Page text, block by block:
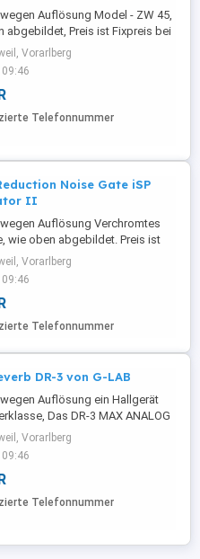
Auflösung Model - ZW 45,
abgebildet, Preis ist Fixpreis bei
Testen ist möglich, solange der
noch nicht verkauft ist
Vorarlberg
09:46
Telefonnummer
Noise Gate iSP
II
Auflösung Verchromtes
wie oben abgebildet. Preis ist
Abholung. Testen ist möglich,
Verstärker noch nicht verkauft
Vorarlberg
09:46
Telefonnummer
DR-3 von G-LAB
Auflösung ein Hallgerät
Das DR-3 MAX ANALOG
bei der mittels
2 verschiedene Reverbs
werden können wie oben
Preis ist Fixpreis bei
Testen ist möglich, solange der
Vorarlberg
09:46
Telefonnummer